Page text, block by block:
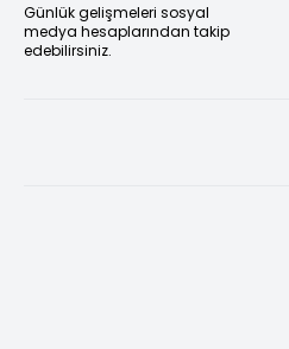
Günlük gelişmeleri sosyal
medya hesaplarından takip
edebilirsiniz.